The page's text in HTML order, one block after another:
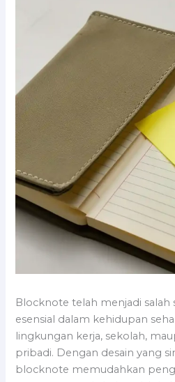
Blocknote telah menjadi salah
esensial dalam kehidupan
lingkungan kerja, sekolah,
pribadi. Dengan desain yang
blocknote memudahkan